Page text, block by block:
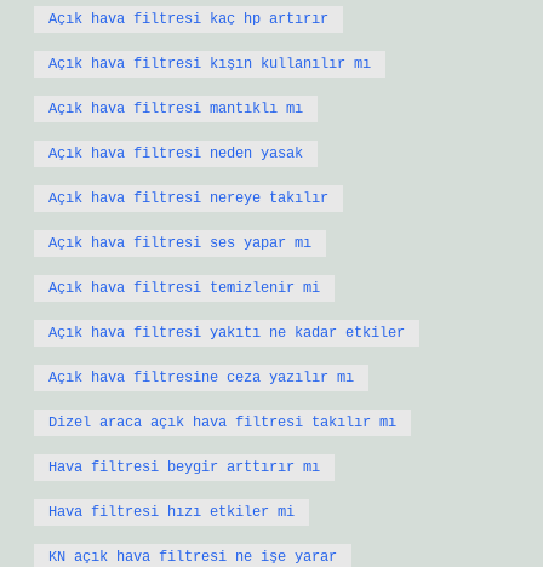
Açık hava filtresi kaç hp artırır
Açık hava filtresi kışın kullanılır mı
Açık hava filtresi mantıklı mı
Açık hava filtresi neden yasak
Açık hava filtresi nereye takılır
Açık hava filtresi ses yapar mı
Açık hava filtresi temizlenir mi
Açık hava filtresi yakıtı ne kadar etkiler
Açık hava filtresine ceza yazılır mı
Dizel araca açık hava filtresi takılır mı
Hava filtresi beygir arttırır mı
Hava filtresi hızı etkiler mi
KN açık hava filtresi ne işe yarar